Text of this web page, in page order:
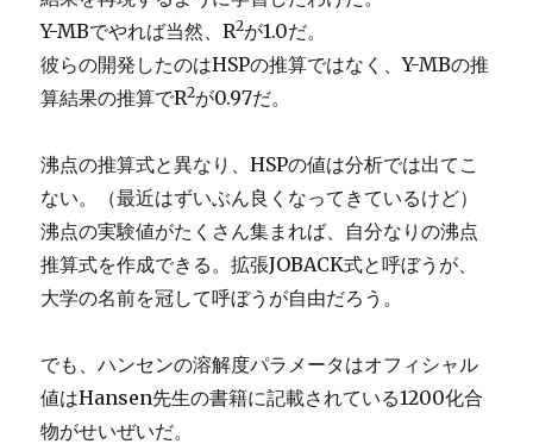
Y-MBでやれば当然、R2が1.0だ。
彼らの開発したのはHSPの推算ではなく、Y-MBの推
算結果の推算でR2が0.97だ。
沸点の推算式と異なり、HSPの値は分析では出てこ
ない。（最近はずいぶん良くなってきているけど）
沸点の実験値がたくさん集まれば、自分なりの沸点
推算式を作成できる。拡張JOBACK式と呼ぼうが、
大学の名前を冠して呼ぼうが自由だろう。
でも、ハンセンの溶解度パラメータはオフィシャル
値はHansen先生の書籍に記載されている1200化合
物がせいぜいだ。